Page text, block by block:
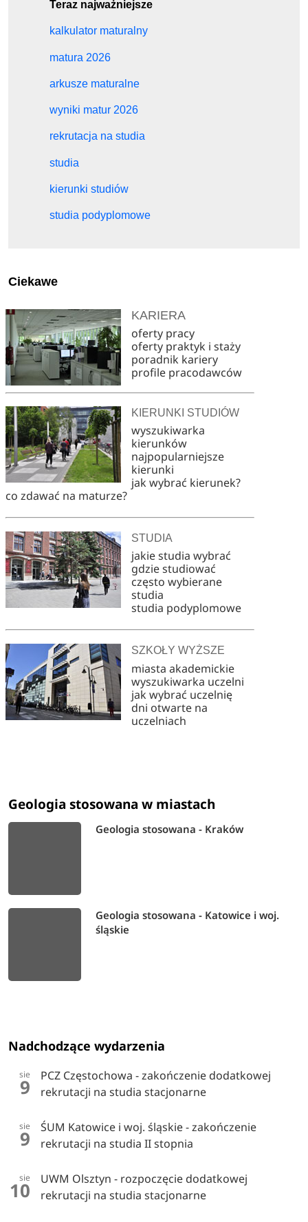
Teraz najważniejsze
kalkulator maturalny
matura 2026
arkusze maturalne
wyniki matur 2026
rekrutacja na studia
studia
kierunki studiów
studia podyplomowe
Ciekawe
KARIERA
oferty pracy
oferty praktyk i staży
poradnik kariery
profile pracodawców
KIERUNKI STUDIÓW
wyszukiwarka
kierunków
najpopularniejsze
kierunki
jak wybrać kierunek?
co zdawać na maturze?
STUDIA
jakie studia wybrać
gdzie studiować
często wybierane
studia
studia podyplomowe
SZKOŁY WYŻSZE
miasta akademickie
wyszukiwarka uczelni
jak wybrać uczelnię
dni otwarte na
uczelniach
Geologia stosowana w miastach
Geologia stosowana - Kraków
Geologia stosowana - Katowice i woj.
śląskie
Nadchodzące wydarzenia
sie
9
PCZ Częstochowa - zakończenie dodatkowej
rekrutacji na studia stacjonarne
sie
9
ŚUM Katowice i woj. śląskie - zakończenie
rekrutacji na studia II stopnia
sie
10
UWM Olsztyn - rozpoczęcie dodatkowej
rekrutacji na studia stacjonarne